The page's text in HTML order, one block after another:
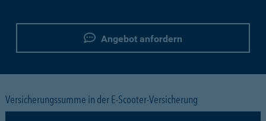
Angebot anfordern
Versicherungssumme in der E-Scooter-Versicherung